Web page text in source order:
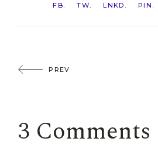
FB TW LNKD PIN
PREV
3 Comments